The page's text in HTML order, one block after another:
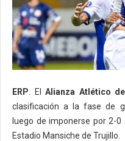
ERP . ElAlianza Atlético
clasificación a la fase de
luego de imponerse por 2-0
Estadio Mansiche de Trujillo.